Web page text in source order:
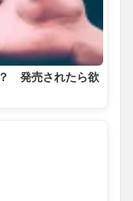
発売されたら欲